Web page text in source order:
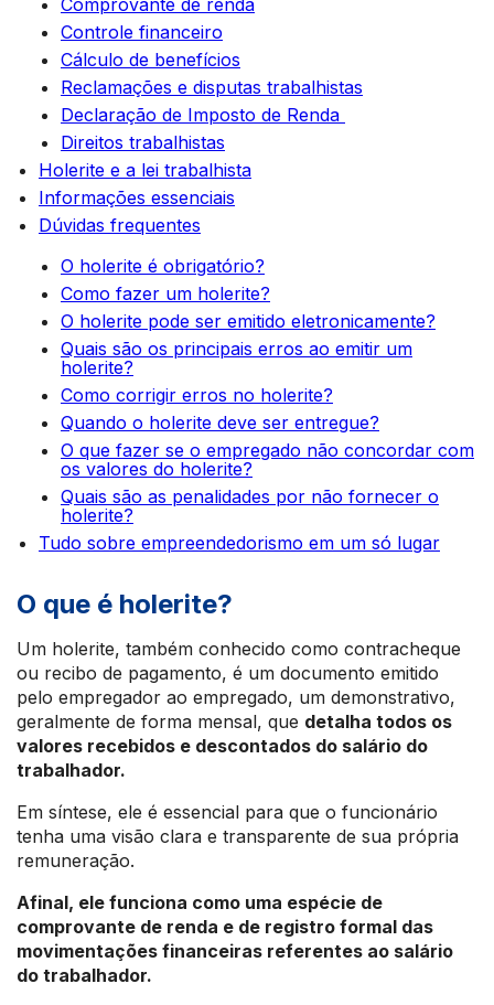
Comprovante de renda
Controle financeiro
Cálculo de benefícios
Reclamações e disputas trabalhistas
Declaração de Imposto de Renda
Direitos trabalhistas
Holerite e a lei trabalhista
Informações essenciais
Dúvidas frequentes
O holerite é obrigatório?
Como fazer um holerite?
O holerite pode ser emitido eletronicamente?
Quais são os principais erros ao emitir um
holerite?
Como corrigir erros no holerite?
Quando o holerite deve ser entregue?
O que fazer se o empregado não concordar com
os valores do holerite?
Quais são as penalidades por não fornecer o
holerite?
Tudo sobre empreendedorismo em um só lugar
O que é holerite?
Um holerite, também conhecido como contracheque
ou recibo de pagamento, é um documento emitido
pelo empregador ao empregado, um demonstrativo,
geralmente de forma mensal, que detalha todos os
valores recebidos e descontados do salário do
trabalhador.
Em síntese, ele é essencial para que o funcionário
tenha uma visão clara e transparente de sua própria
remuneração.
Afinal, ele funciona como uma espécie de
comprovante de renda e de registro formal das
movimentações financeiras referentes ao salário
do trabalhador.